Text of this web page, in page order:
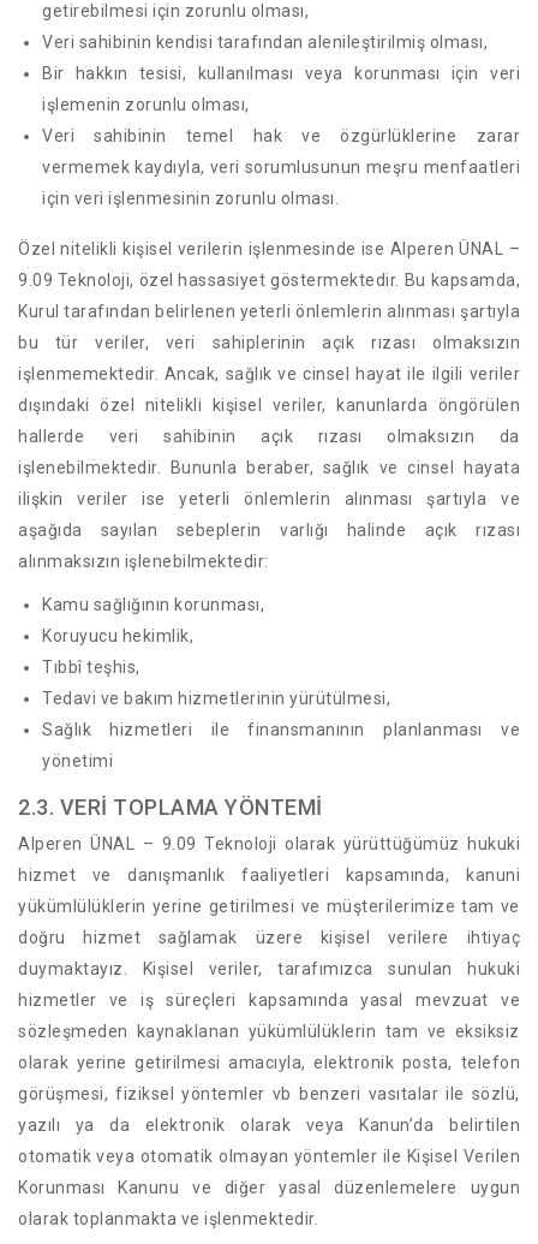
getirebilmesi için zorunlu olması,
Veri sahibinin kendisi tarafından alenileştirilmiş olması,
Bir hakkın tesisi, kullanılması veya korunması için veri
işlemenin zorunlu olması,
Veri sahibinin temel hak ve özgürlüklerine zarar
vermemek kaydıyla, veri sorumlusunun meşru menfaatleri
için veri işlenmesinin zorunlu olması.
Özel nitelikli kişisel verilerin işlenmesinde ise Alperen ÜNAL –
9.09 Teknoloji, özel hassasiyet göstermektedir. Bu kapsamda,
Kurul tarafından belirlenen yeterli önlemlerin alınması şartıyla
bu tür veriler, veri sahiplerinin açık rızası olmaksızın
işlenmemektedir. Ancak, sağlık ve cinsel hayat ile ilgili veriler
dışındaki özel nitelikli kişisel veriler, kanunlarda öngörülen
hallerde veri sahibinin açık rızası olmaksızın da
işlenebilmektedir. Bununla beraber, sağlık ve cinsel hayata
ilişkin veriler ise yeterli önlemlerin alınması şartıyla ve
aşağıda sayılan sebeplerin varlığı halinde açık rızası
alınmaksızın işlenebilmektedir:
Kamu sağlığının korunması,
Koruyucu hekimlik,
Tıbbî teşhis,
Tedavi ve bakım hizmetlerinin yürütülmesi,
Sağlık hizmetleri ile finansmanının planlanması ve
yönetimi
2.3. VERİ TOPLAMA YÖNTEMİ
Alperen ÜNAL – 9.09 Teknoloji olarak yürüttüğümüz hukuki
hizmet ve danışmanlık faaliyetleri kapsamında, kanuni
yükümlülüklerin yerine getirilmesi ve müşterilerimize tam ve
doğru hizmet sağlamak üzere kişisel verilere ihtiyaç
duymaktayız. Kişisel veriler, tarafımızca sunulan hukuki
hizmetler ve iş süreçleri kapsamında yasal mevzuat ve
sözleşmeden kaynaklanan yükümlülüklerin tam ve eksiksiz
olarak yerine getirilmesi amacıyla, elektronik posta, telefon
görüşmesi, fiziksel yöntemler vb benzeri vasıtalar ile sözlü,
yazılı ya da elektronik olarak veya Kanun’da belirtilen
otomatik veya otomatik olmayan yöntemler ile Kişisel Verilen
Korunması Kanunu ve diğer yasal düzenlemelere uygun
olarak toplanmakta ve işlenmektedir.